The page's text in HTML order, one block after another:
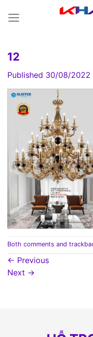
12
Published 30/08/2022
Both comments and
← Previous
Next →